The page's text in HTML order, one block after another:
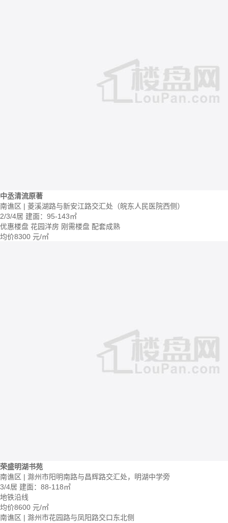
中丞清流原著
南谯区 | 菱溪湖路与新安江路交汇处（皖东人民医院西侧）
2/3/4居 建面：95-143㎡
优惠楼盘 花园洋房 刚需楼盘 配套成熟
均价8300 元/㎡
荣盛明湖书苑
南谯区 | 滁州市阳明南路与昌辉路交汇处，明湖中学旁
3/4居 建面：88-118㎡
地铁沿线
均价8600 元/㎡
南谯区 | 滁州市花园路与凤阳路交口东北侧